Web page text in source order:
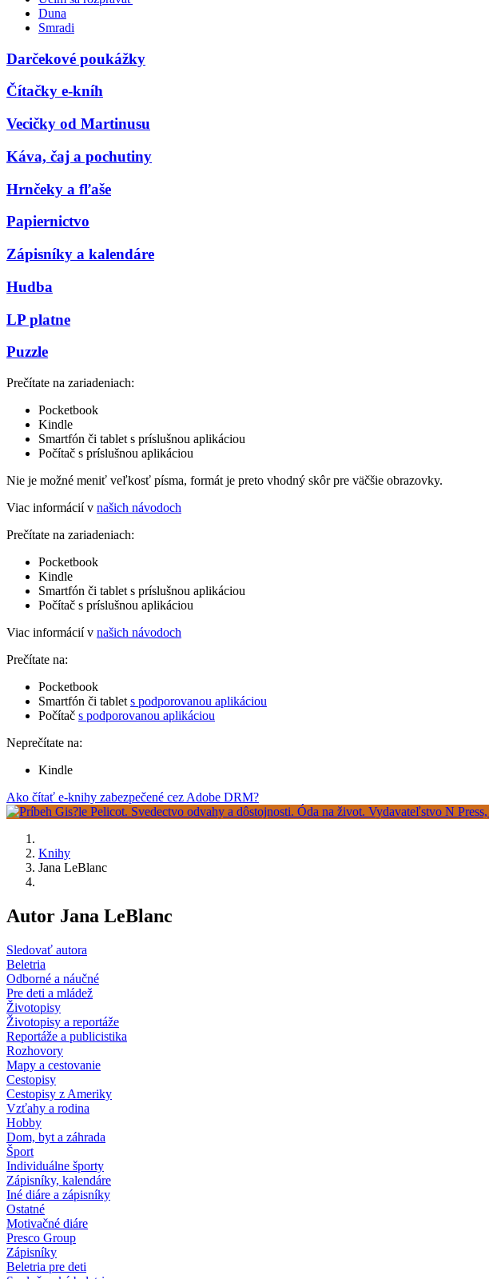
Duna
Smradi
Darčekové poukážky
Čítačky e-kníh
Vecičky od Martinusu
Káva, čaj a pochutiny
Hrnčeky a fľaše
Papiernictvo
Zápisníky a kalendáre
Hudba
LP platne
Puzzle
Prečítate na zariadeniach:
Pocketbook
Kindle
Smartfón či tablet s príslušnou aplikáciou
Počítač s príslušnou aplikáciou
Nie je možné meniť veľkosť písma, formát je preto vhodný skôr pre väčšie obrazovky.
Viac informácií v našich návodoch
Prečítate na zariadeniach:
Pocketbook
Kindle
Smartfón či tablet s príslušnou aplikáciou
Počítač s príslušnou aplikáciou
Viac informácií v našich návodoch
Prečítate na:
Pocketbook
Smartfón či tablet s podporovanou aplikáciou
Počítač s podporovanou aplikáciou
Neprečítate na:
Kindle
Ako čítať e-knihy zabezpečené cez Adobe DRM?
Knihy
Jana LeBlanc
Autor Jana LeBlanc
Sledovať autora
Beletria
Odborné a náučné
Pre deti a mládež
Životopisy
Životopisy a reportáže
Reportáže a publicistika
Rozhovory
Mapy a cestovanie
Cestopisy
Cestopisy z Ameriky
Vzťahy a rodina
Hobby
Dom, byt a záhrada
Šport
Individuálne športy
Zápisníky, kalendáre
Iné diáre a zápisníky
Ostatné
Motivačné diáre
Presco Group
Zápisníky
Beletria pre deti